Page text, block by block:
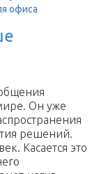
офиса
Он уже
решений.
Касается это